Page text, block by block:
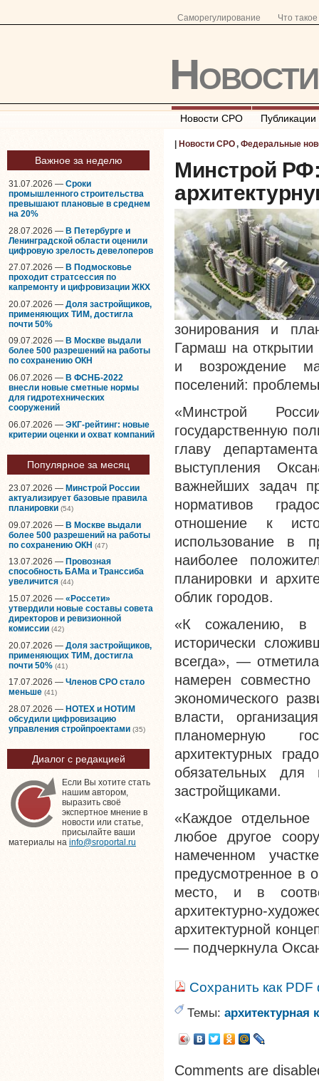
Саморегулирование Что
Новости СРО Публикации
Важное за неделю
31.07.2026 — Сроки
промышленного строительства
превышают плановые в среднем
на 20%
28.07.2026 — В Петербурге и
Ленинградской области оценили
цифровую зрелость девелоперов
27.07.2026 — В Подмосковье
проходит стратсессия по
капремонту и цифровизации ЖКХ
20.07.2026 — Доля застройщиков,
применяющих ТИМ, достигла
почти 50%
09.07.2026 — В Москве выдали
более 500 разрешений на работы
по сохранению ОКН
06.07.2026 — В ФСНБ-2022
внесли новые сметные нормы
для гидротехнических
сооружений
06.07.2026 — ЭКГ-рейтинг: новые
критерии оценки и охват компаний
Популярное за месяц
23.07.2026 — Минстрой России
актуализирует базовые правила
планировки (54)
09.07.2026 — В Москве выдали
более 500 разрешений на работы
по сохранению ОКН (47)
13.07.2026 — Провозная
способность БАМа и Транссиба
увеличится (44)
15.07.2026 — «Россети»
утвердили новые составы совета
директоров и ревизионной
комиссии (42)
20.07.2026 — Доля застройщиков,
применяющих ТИМ, достигла
почти 50% (41)
17.07.2026 — Членов СРО стало
меньше (41)
28.07.2026 — НОТЕХ и НОТИМ
обсудили цифровизацию
управления стройпроектами (35)
Диалог с редакцией
Если Вы хотите стать
нашим автором,
выразить своё
экспертное мнение в
новости или статье,
присылайте ваши
материалы на info@sroportal.ru
Новости СРО, Федеральные
Минстрой
зонирования и
Гармаш на открытии
и возрождение
поселений:
«Минстрой
государственную
главу
выступления
важнейших задач
нормативов
отношение к
использование в
наиболее
планировки и
облик городов.
«К сожалению, в
исторически
всегда», —
намерен совместно
экономического
власти,
планомерную
архитектурных
обязательных
застройщиками.
«Каждое
любое другое
намеченном
предусмотренное в
место, и в
архитектурно-
архитектурной
— подчеркнула
Сохранить как
Темы: архитектурная
Comments are